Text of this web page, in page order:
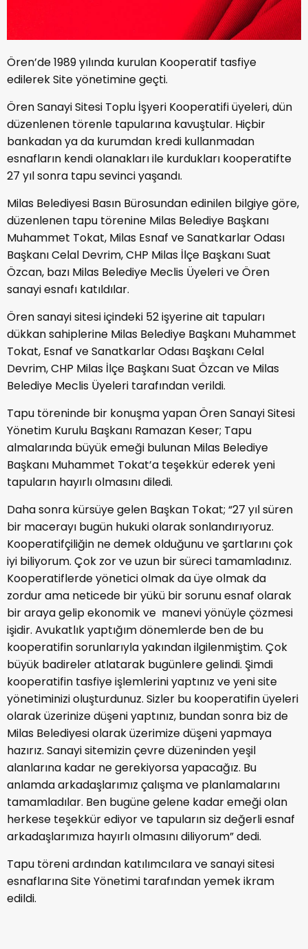
Ören’de 1989 yılında kurulan Kooperatif tasfiye
edilerek Site yönetimine geçti.
Ören Sanayi Sitesi Toplu İşyeri Kooperatifi üyeleri, dün
düzenlenen törenle tapularına kavuştular. Hiçbir
bankadan ya da kurumdan kredi kullanmadan
esnafların kendi olanakları ile kurdukları kooperatifte
27 yıl sonra tapu sevinci yaşandı.
Milas Belediyesi Basın Bürosundan edinilen bilgiye göre,
düzenlenen tapu törenine Milas Belediye Başkanı
Muhammet Tokat, Milas Esnaf ve Sanatkarlar Odası
Başkanı Celal Devrim, CHP Milas İlçe Başkanı Suat
Özcan, bazı Milas Belediye Meclis Üyeleri ve Ören
sanayi esnafı katıldılar.
Ören sanayi sitesi içindeki 52 işyerine ait tapuları
dükkan sahiplerine Milas Belediye Başkanı Muhammet
Tokat, Esnaf ve Sanatkarlar Odası Başkanı Celal
Devrim, CHP Milas İlçe Başkanı Suat Özcan ve Milas
Belediye Meclis Üyeleri tarafından verildi.
Tapu töreninde bir konuşma yapan Ören Sanayi Sitesi
Yönetim Kurulu Başkanı Ramazan Keser; Tapu
almalarında büyük emeği bulunan Milas Belediye
Başkanı Muhammet Tokat’a teşekkür ederek yeni
tapuların hayırlı olmasını diledi.
Daha sonra kürsüye gelen Başkan Tokat; “27 yıl süren
bir macerayı bugün hukuki olarak sonlandırıyoruz.
Kooperatifçiliğin ne demek olduğunu ve şartlarını çok
iyi biliyorum. Çok zor ve uzun bir süreci tamamladınız.
Kooperatiflerde yönetici olmak da üye olmak da
zordur ama neticede bir yükü bir sorunu esnaf olarak
bir araya gelip ekonomik ve manevi yönüyle çözmesi
işidir. Avukatlık yaptığım dönemlerde ben de bu
kooperatifin sorunlarıyla yakından ilgilenmiştim. Çok
büyük badireler atlatarak bugünlere gelindi. Şimdi
kooperatifin tasfiye işlemlerini yaptınız ve yeni site
yönetiminizi oluşturdunuz. Sizler bu kooperatifin üyeleri
olarak üzerinize düşeni yaptınız, bundan sonra biz de
Milas Belediyesi olarak üzerimize düşeni yapmaya
hazırız. Sanayi sitemizin çevre düzeninden yeşil
alanlarına kadar ne gerekiyorsa yapacağız. Bu
anlamda arkadaşlarımız çalışma ve planlamalarını
tamamladılar. Ben bugüne gelene kadar emeği olan
herkese teşekkür ediyor ve tapuların siz değerli esnaf
arkadaşlarımıza hayırlı olmasını diliyorum” dedi.
Tapu töreni ardından katılımcılara ve sanayi sitesi
esnaflarına Site Yönetimi tarafından yemek ikram
edildi.